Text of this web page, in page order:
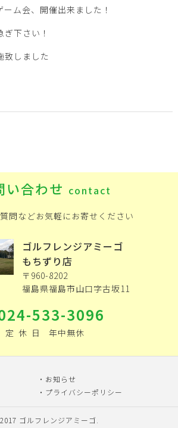
ーム会、開催出来ました！
下さい！
致しました
い合わせ contact
問などお気軽にお寄せください
ゴルフレンジアミーゴ
もちずり店
〒960-8202
福島県福島市山口字古坂11
533-3096
定 休 日 年中無休
お知らせ
プライバシーポリシー
ゴルフレンジアミーゴ